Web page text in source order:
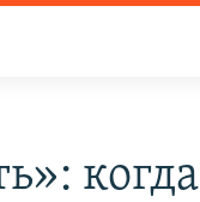
когда